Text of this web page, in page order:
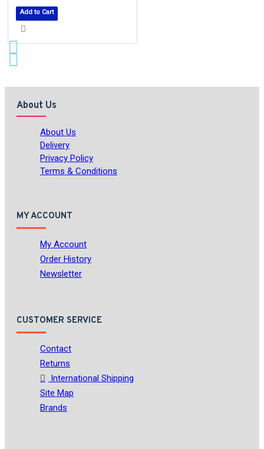
Add to Cart
About Us
About Us
Delivery
Privacy Policy
Terms & Conditions
MY ACCOUNT
My Account
Order History
Newsletter
CUSTOMER SERVICE
Contact
Returns
International Shipping
Site Map
Brands